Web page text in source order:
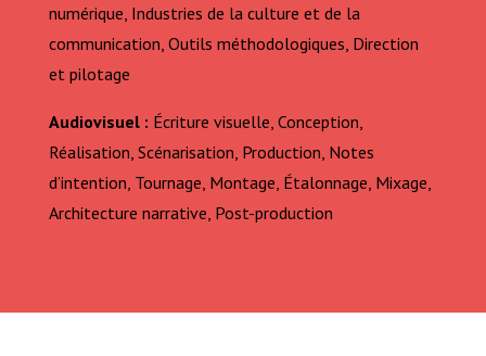
numérique, Industries de la culture et de la
communication, Outils méthodologiques, Direction
et pilotage
Audiovisuel : Écriture visuelle, Conception,
Réalisation, Scénarisation, Production, Notes
d’intention, Tournage, Montage, Étalonnage, Mixage,
Architecture narrative, Post-production